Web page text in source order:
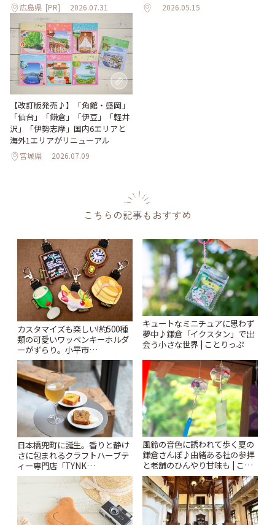
広島県 [PR] 2026.07.31 2026.05.15
【改訂版発売♪】「角館・盛岡」
「仙台」「鎌倉」「伊豆」「軽井
沢」「伊勢志摩」国内6エリアと
海外1エリアがリニューアル
宮城県 2026.07.09
こちらの記事もおすすめ
カスタマイズも楽しい!約500種
類の可愛いワッペンキーホルダ
ーがずらり。小平市
「Kimamaya T&K」 | ことりっ
ぷ
キュートなミニチュアに思わず
夢中♪鎌倉「イクスタン」で出
会う小さな世界 | ことりっぷ
日本橋兜町に誕生。香りと静け
さに包まれるクラフトハーブテ
ィー専門店「TYNK
Kabutocho」 | ことりっぷ
風鈴の音色に誘われて歩く夏の
鎌倉さんぽ♪由緒ある社の参拝
と老舗のひんやり甘味も | こと
りっぷ